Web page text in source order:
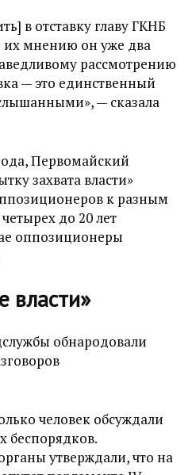
в отставку главу ГКНБ
их мнению он уже два
рассмотрению
— это единственный
— сказала
Первомайский
захвата власти»
к разным
до 20 лет
оппозиционеры
власти»
обнародовали
человек обсуждали
беспорядков.
утверждали, что на